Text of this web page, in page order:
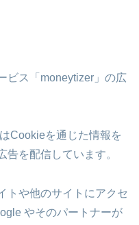
ビス「moneytizer」の広
Cookieを通じた情報を
を配信しています。
トや他のサイトにアクセ
やそのパートナーが